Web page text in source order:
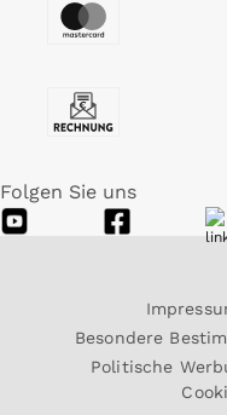
Folgen Sie uns
Besondere
Politische